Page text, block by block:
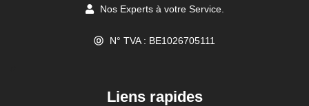
Nos Experts à votre Service.
N° TVA : BE1026705111
Liens rapides